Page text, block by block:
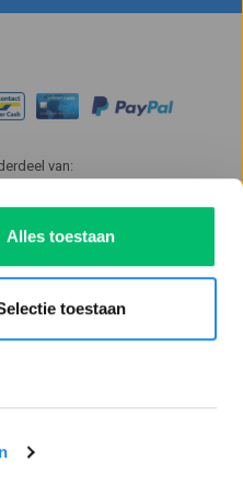
Alles toestaan
toestaan
van: